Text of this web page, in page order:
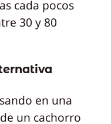
cada pocos
30 y 80
en una
un cachorro